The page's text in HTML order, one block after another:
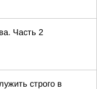
Часть 2
строго в